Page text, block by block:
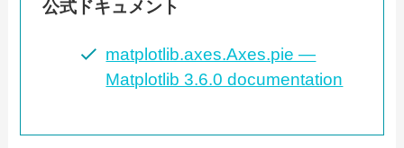
公式ドキュメント
matplotlib.axes.Axes.pie —
Matplotlib 3.6.0 documentation